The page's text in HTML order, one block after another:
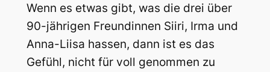
Wenn es etwas gibt, was die drei über
90-jährigen Freundinnen Siiri, Irma und
Anna-Liisa hassen, dann ist es das
Gefühl, nicht für voll genommen zu